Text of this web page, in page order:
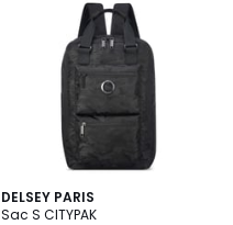
DELSEY PARIS
Sac S CITYPAK